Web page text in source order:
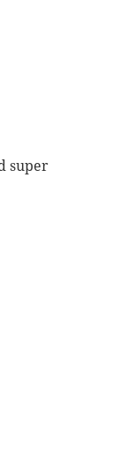
super